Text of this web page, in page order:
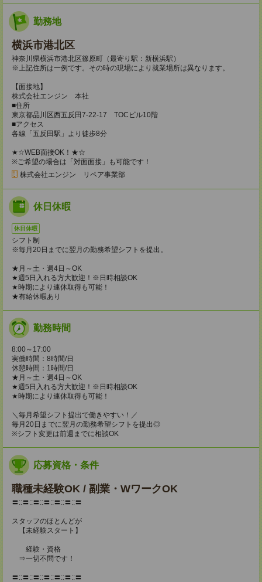
勤務地
横浜市港北区
神奈川県横浜市港北区篠原町（最寄り駅：新横浜駅）
※上記住所は一例です。その時の現場により就業場所は異なります。
【面接地】
株式会社エンジン 本社
■住所
東京都品川区西五反田7-22-17 TOCビル10階
■アクセス
各線「五反田駅」より徒歩8分
★☆WEB面接OK！★☆
※ご希望の場合は「対面面接」も可能です！
株式会社エンジン リペア事業部
休日休暇
休日休暇
シフト制
※毎月20日までに翌月の勤務希望シフトを提出。
★月～土・週4日～OK
★週5日入れる方大歓迎！※日時相談OK
★時期により連休取得も可能！
★有給休暇あり
勤務時間
8:00～17:00
実働時間：8時間/日
休憩時間：1時間/日
★月～土・週4日～OK
★週5日入れる方大歓迎！※日時相談OK
★時期により連休取得も可能！
＼毎月希望シフト提出で働きやすい！／
毎月20日までに翌月の勤務希望シフトを提出◎
※シフト変更は前週までに相談OK
応募資格・条件
職種未経験OK / 副業・WワークOK
〓::〓::〓::〓::〓::〓::〓
スタッフのほとんどが
【未経験スタート】
経験・資格
⇒一切不問です！
〓::〓::〓::〓::〓::〓::〓